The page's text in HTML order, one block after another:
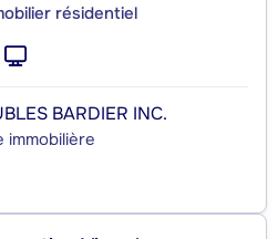
résidentiel
BARDIER INC.
immobilière